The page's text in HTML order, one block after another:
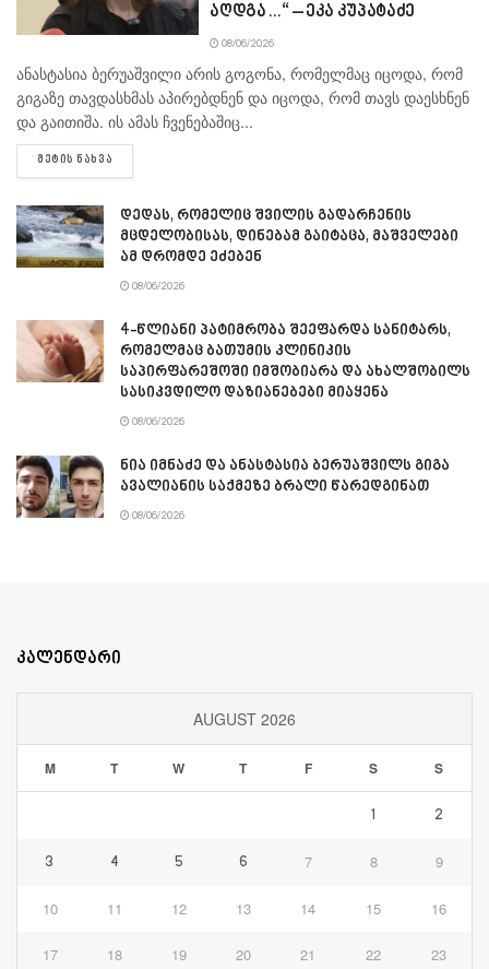
აღდგა…“ – ეკა კუპატაძე
08/06/2026
ანასტასია ბერუაშვილი არის გოგონა, რომელმაც იცოდა, რომ
გიგაზე თავდასხმას აპირებდნენ და იცოდა, რომ თავს დაესხნენ
და გაითიშა. ის ამას ჩვენებაშიც...
ᲛᲔᲢᲘᲡ ᲜᲐᲮᲕᲐ
დედას, რომელიც შვილის გადარჩენის
მცდელობისას, დინებამ გაიტაცა, მაშველები
ამ დრომდე ეძებენ
08/06/2026
4-წლიანი პატიმრობა შეეფარდა სანიტარს,
რომელმაც ბათუმის კლინიკის
საპირფარეშოში იმშობიარა და ახალშობილს
სასიკვდილო დაზიანებები მიაყენა
08/06/2026
ნია იმნაძე და ანასტასია ბერუაშვილს გიგა
ავალიანის საქმეზე ბრალი წარედგინათ
08/06/2026
კალენდარი
AUGUST 2026
M T W T F S S
1 2
3 4 5 6 7 8 9
10 11 12 13 14 15 16
17 18 19 20 21 22 23